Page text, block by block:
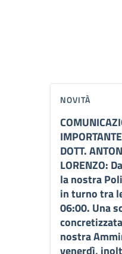
NOVITÀ
DOTT.
LORENZO:
la nostra
in turno tra
06:00. Una
nostra
venerdì,